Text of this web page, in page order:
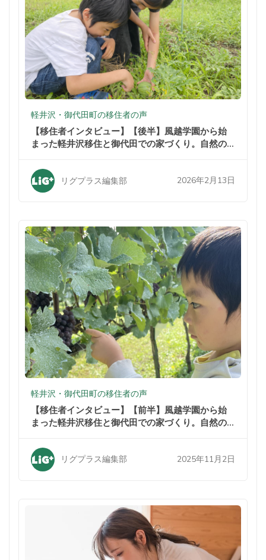
軽井沢・御代田町の移住者の声
【移住者インタビュー】【後半】風越学園から始
まった軽井沢移住と御代田での家づくり。自然の
リグプラス編集部 2026年2月13日
軽井沢・御代田町の移住者の声
【移住者インタビュー】【前半】風越学園から始
まった軽井沢移住と御代田での家づくり。自然の
リグプラス編集部 2025年11月2日